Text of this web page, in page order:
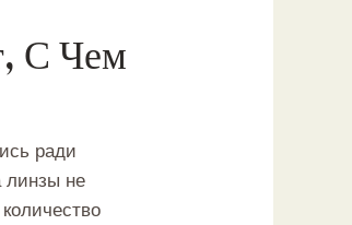
С Чем
ради
линзы не